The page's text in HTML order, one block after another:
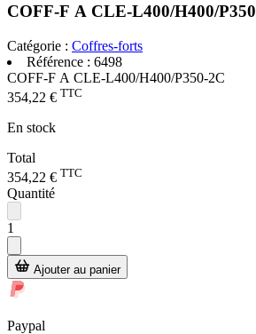
COFF-F A CLE-L400/H400/
Catégorie : Coffres-forts
Référence : 6498
COFF-F A CLE-L400/H400/P350-2C
354,22 € TTC
En stock
Total
354,22 € TTC
Quantité
1
Ajouter au panier
Paypal